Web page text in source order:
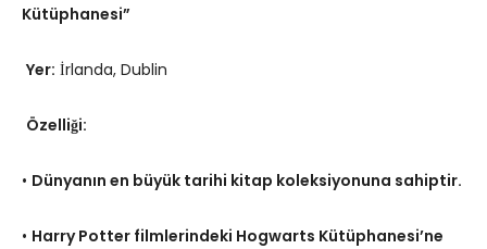
Kütüphanesi”
Yer: İrlanda, Dublin
Özelliği:
• Dünyanın en büyük tarihi kitap koleksiyonuna sahiptir.
• Harry Potter filmlerindeki Hogwarts Kütüphanesi’ne